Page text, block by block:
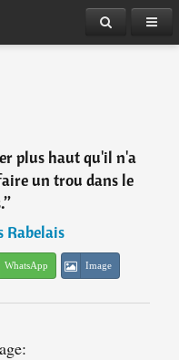
plus haut qu'il n'a
un trou dans le
”
Rabelais
WhatsApp Image